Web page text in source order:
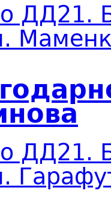
о ДД21.
о ДД21.